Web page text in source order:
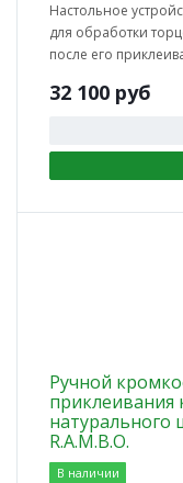
Настольное
для обработки
после его
32 100 руб
Ручной
приклеивания
натурального
R.A.M.B.O.
В наличии